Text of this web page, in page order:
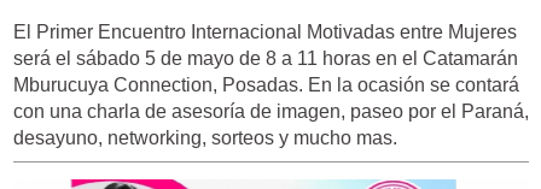
El Primer Encuentro Internacional Motivadas entre Mujeres
será el sábado 5 de mayo de 8 a 11 horas en el Catamarán
Mburucuya Connection, Posadas. En la ocasión se contará
con una charla de asesoría de imagen, paseo por el Paraná,
desayuno, networking, sorteos y mucho mas.